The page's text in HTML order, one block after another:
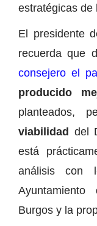
estratégicas de
El presidente
recuerda que
consejero el
producido
planteados,
viabilidad del
está
análisis con
Burgos y la